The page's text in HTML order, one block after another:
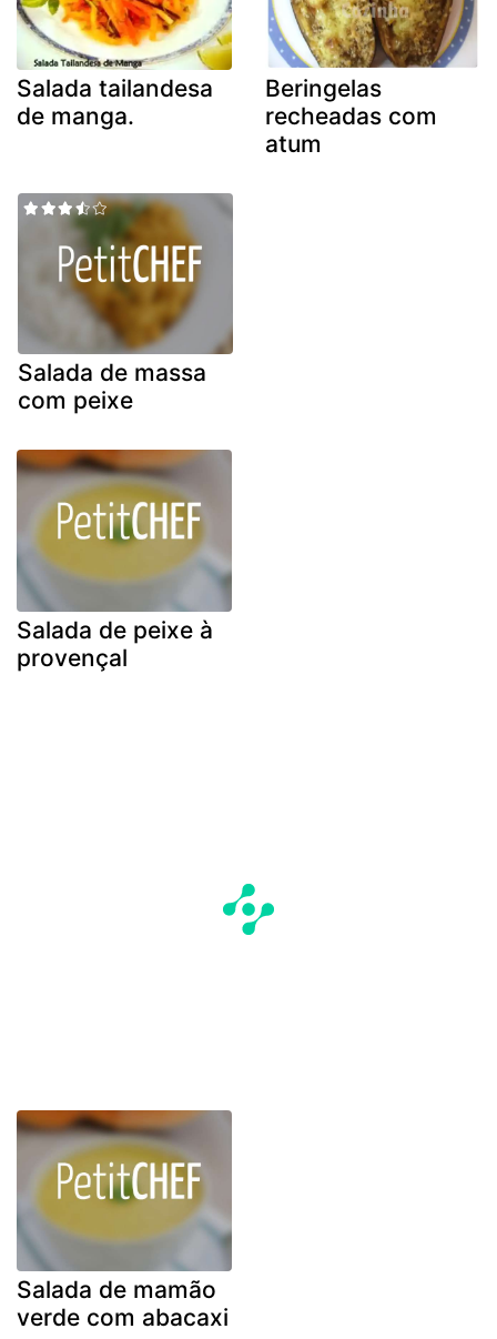
Salada tailandesa
de manga.
Beringelas
recheadas com
atum
Salada de massa
com peixe
Salada de peixe à
provençal
Salada de mamão
verde com abacaxi